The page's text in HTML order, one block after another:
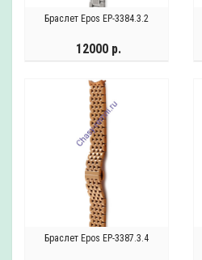
Браслет Epos EP-3384.3.2
12000 р.
Браслет Epos EP-3387.3.4